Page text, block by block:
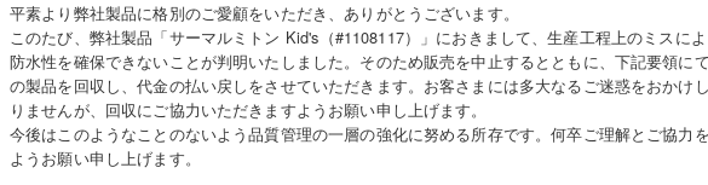
平素より弊社製品に格別のご愛顧をいただき、ありがとうございます。
このたび、弊社製品「サーマルミトン Kid's（#1108117）」におきまして、生産工程上のミスに
防水性を確保できないことが判明いたしました。そのため販売を中止するとともに、下記要領に
の製品を回収し、代金の払い戻しをさせていただきます。お客さまには多大なるご迷惑をおかけ
りませんが、回収にご協力いただきますようお願い申し上げます。
今後はこのようなことのないよう品質管理の一層の強化に努める所存です。何卒ご理解とご協力
ようお願い申し上げます。